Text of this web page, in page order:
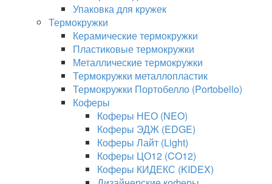
Упаковка для кружек
Термокружки
Керамические термокружки
Пластиковые термокружки
Металлические термокружки
Термокружки металлопластик
Термокружки Портобелло (Portobello)
Коферы
Коферы НЕО (NEO)
Коферы ЭДЖ (EDGE)
Коферы Лайт (Light)
Коферы ЦО12 (CO12)
Коферы КИДЕКС (KIDEX)